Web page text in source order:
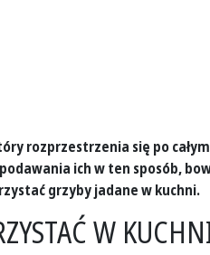
rozprzestrzenia się po
ich w ten sposób,
grzyby jadane w kuchni.
W